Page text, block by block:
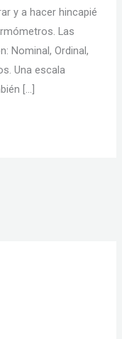
y a hacer hincapié
Las
Nominal, Ordinal,
Una escala
[…]